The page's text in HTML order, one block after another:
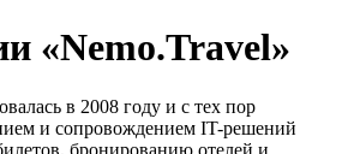
«Nemo.Travel»
в 2008 году и с тех пор
и сопровождением IT-решений
бронированию отелей и